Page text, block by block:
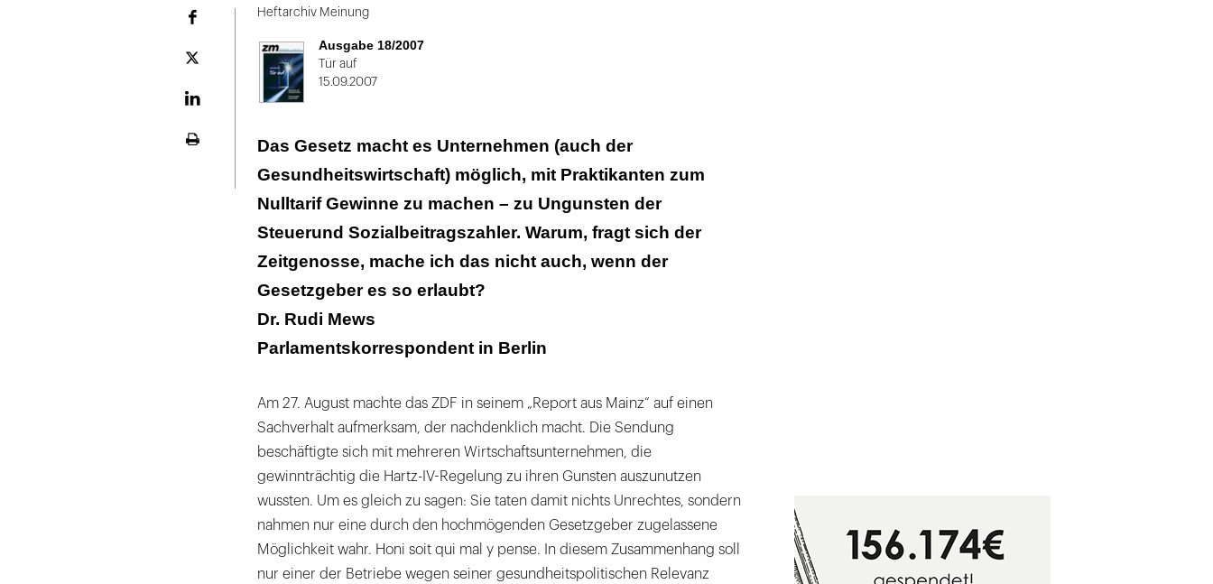
Plattform
Heftarchiv Meinung
Ausgabe 18/2007
Tür auf
15.09.2007
Das Gesetz macht es Unternehmen (auch der
Gesundheitswirtschaft) möglich, mit Praktikanten zum
Nulltarif Gewinne zu machen – zu Ungunsten der
Steuerund Sozialbeitragszahler. Warum, fragt sich der
Zeitgenosse, mache ich das nicht auch, wenn der
Gesetzgeber es so erlaubt?
Dr. Rudi Mews
Parlamentskorrespondent in Berlin
Am 27. August machte das ZDF in seinem „Report aus Mainz“ auf einen
Sachverhalt aufmerksam, der nachdenklich macht. Die Sendung
beschäftigte sich mit mehreren Wirtschaftsunternehmen, die
gewinnträchtig die Hartz-IV-Regelung zu ihren Gunsten auszunutzen
wussten. Um es gleich zu sagen: Sie taten damit nichts Unrechtes, sondern
nahmen nur eine durch den hochmögenden Gesetzgeber zugelassene
Möglichkeit wahr. Honi soit qui mal y pense. In diesem Zusammenhang soll
nur einer der Betriebe wegen seiner gesundheitspolitischen Relevanz